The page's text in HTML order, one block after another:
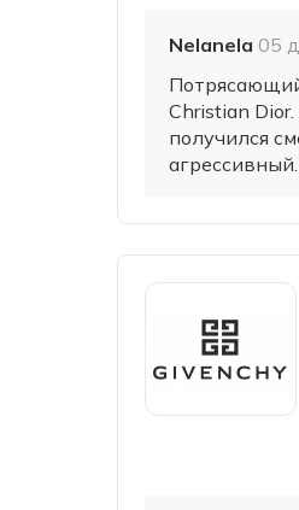
Nelanela 05
Christian
получился